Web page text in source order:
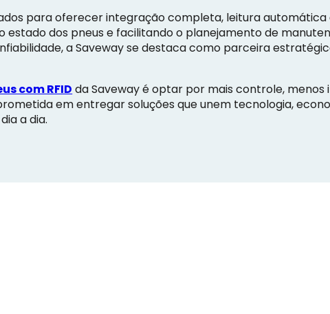
para oferecer integração completa, leitura
estado dos pneus e facilitando o planejamento de
a Saveway se destaca como parceira
com RFID da Saveway é optar por mais controle, menos
em entregar soluções que unem tecnologia,
a dia.